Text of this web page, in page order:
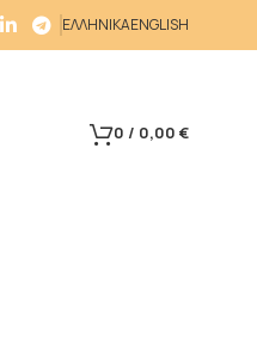
ΕΛΛΗΝΙΚΑENGLISH
0 / 0,00 €